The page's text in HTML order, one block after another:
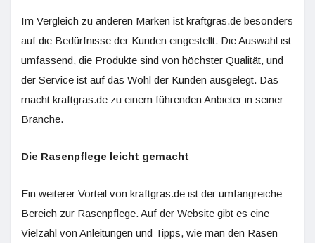
Im Vergleich zu anderen Marken ist kraftgras.de besonders
auf die Bedürfnisse der Kunden eingestellt. Die Auswahl ist
umfassend, die Produkte sind von höchster Qualität, und
der Service ist auf das Wohl der Kunden ausgelegt. Das
macht kraftgras.de zu einem führenden Anbieter in seiner
Branche.
Die Rasenpflege leicht gemacht
Ein weiterer Vorteil von kraftgras.de ist der umfangreiche
Bereich zur Rasenpflege. Auf der Website gibt es eine
Vielzahl von Anleitungen und Tipps, wie man den Rasen